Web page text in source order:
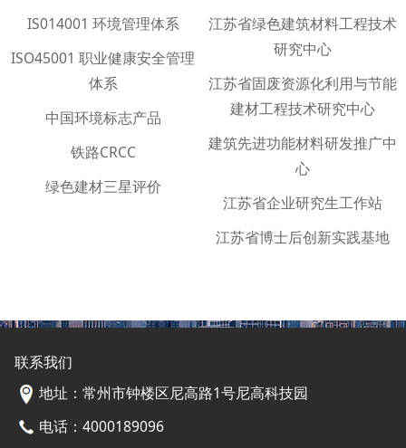
IS014001 环境管理体系
ISO45001 职业健康安全管理
体系
中国环境标志产品
铁路CRCC
绿色建材三星评价
江苏省绿色建筑材料工程技术
研究中心
江苏省固废资源化利用与节能
建材工程技术研究中心
建筑先进功能材料研发推广中
心
江苏省企业研究生工作站
江苏省博士后创新实践基地
联系我们
地址：常州市钟楼区尼高路1号尼高科技园
电话：4000189096